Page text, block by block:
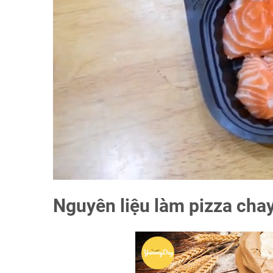
Nguyên liệu làm pizza